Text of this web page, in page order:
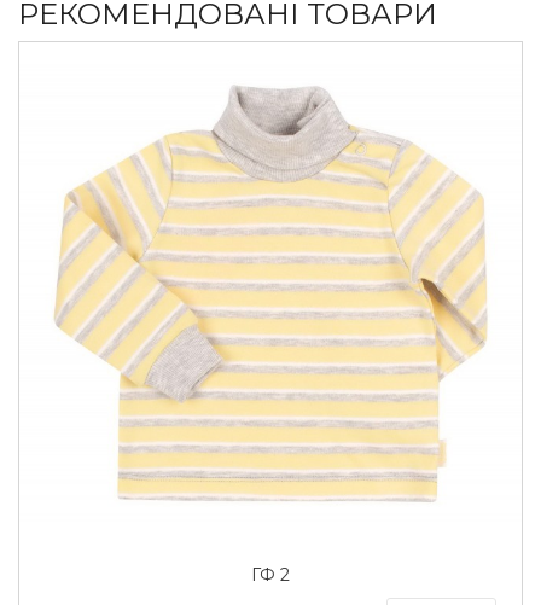
РЕКОМЕНДОВАНІ ТОВАРИ
ГФ 2